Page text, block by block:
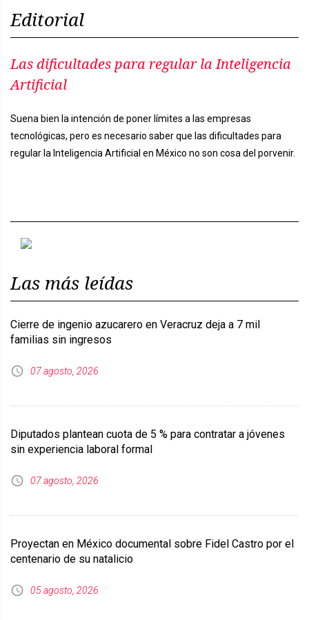
Editorial
Las dificultades para regular la Inteligencia
Artificial
Suena bien la intención de poner límites a las empresas
tecnológicas, pero es necesario saber que las dificultades para
regular la Inteligencia Artificial en México no son cosa del porvenir.
Las más leídas
Cierre de ingenio azucarero en Veracruz deja a 7 mil
familias sin ingresos
07 agosto, 2026
Diputados plantean cuota de 5 % para contratar a jóvenes
sin experiencia laboral formal
07 agosto, 2026
Proyectan en México documental sobre Fidel Castro por el
centenario de su natalicio
05 agosto, 2026